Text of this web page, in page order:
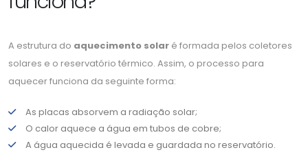
A estrutura do aquecimento solar é formada pelos coletores
solares e o reservatório térmico. Assim, o processo para
aquecer funciona da seguinte forma:
As placas absorvem a radiação solar;
O calor aquece a água em tubos de cobre;
A água aquecida é levada e guardada no reservatório.